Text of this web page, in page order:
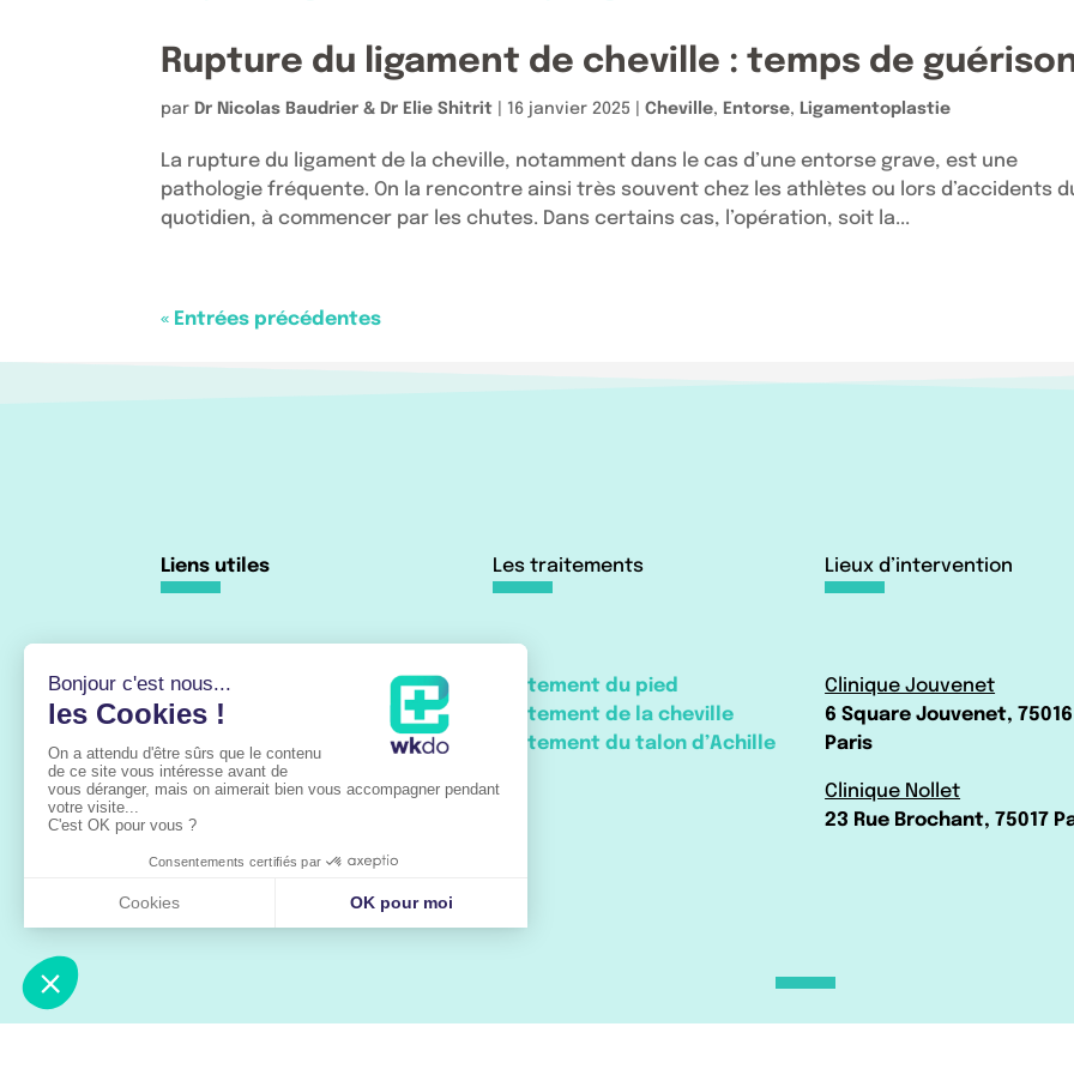
Rupture du ligament de cheville : temps de
par Dr Nicolas Baudrier & Dr Elie Shitrit 16 janvier 2025 |Cheville, Entorse, Ligamentoplastie
La rupture du ligament de la cheville, notamment dans le cas d’une entorse grave, est une
pathologie fréquente. On la rencontre ainsi très souvent chez les athlètes ou lors d’accidents
quotidien, à commencer par les chutes. Dans certains cas, l’opération, soit la...
« Entrées précédentes
Liens utiles
Accueil
À propos
Les pathologies
Parcours de soin
Actualités
Vidéos
Les traitements
Traitement du pied
Traitement de la cheville
Traitement du talon d’Achille
Lieux d’intervention
Clinique Jouvenet
6 Square Jouvenet, 75016
Paris
Clinique Nollet
23 Rue Brochant, 75017